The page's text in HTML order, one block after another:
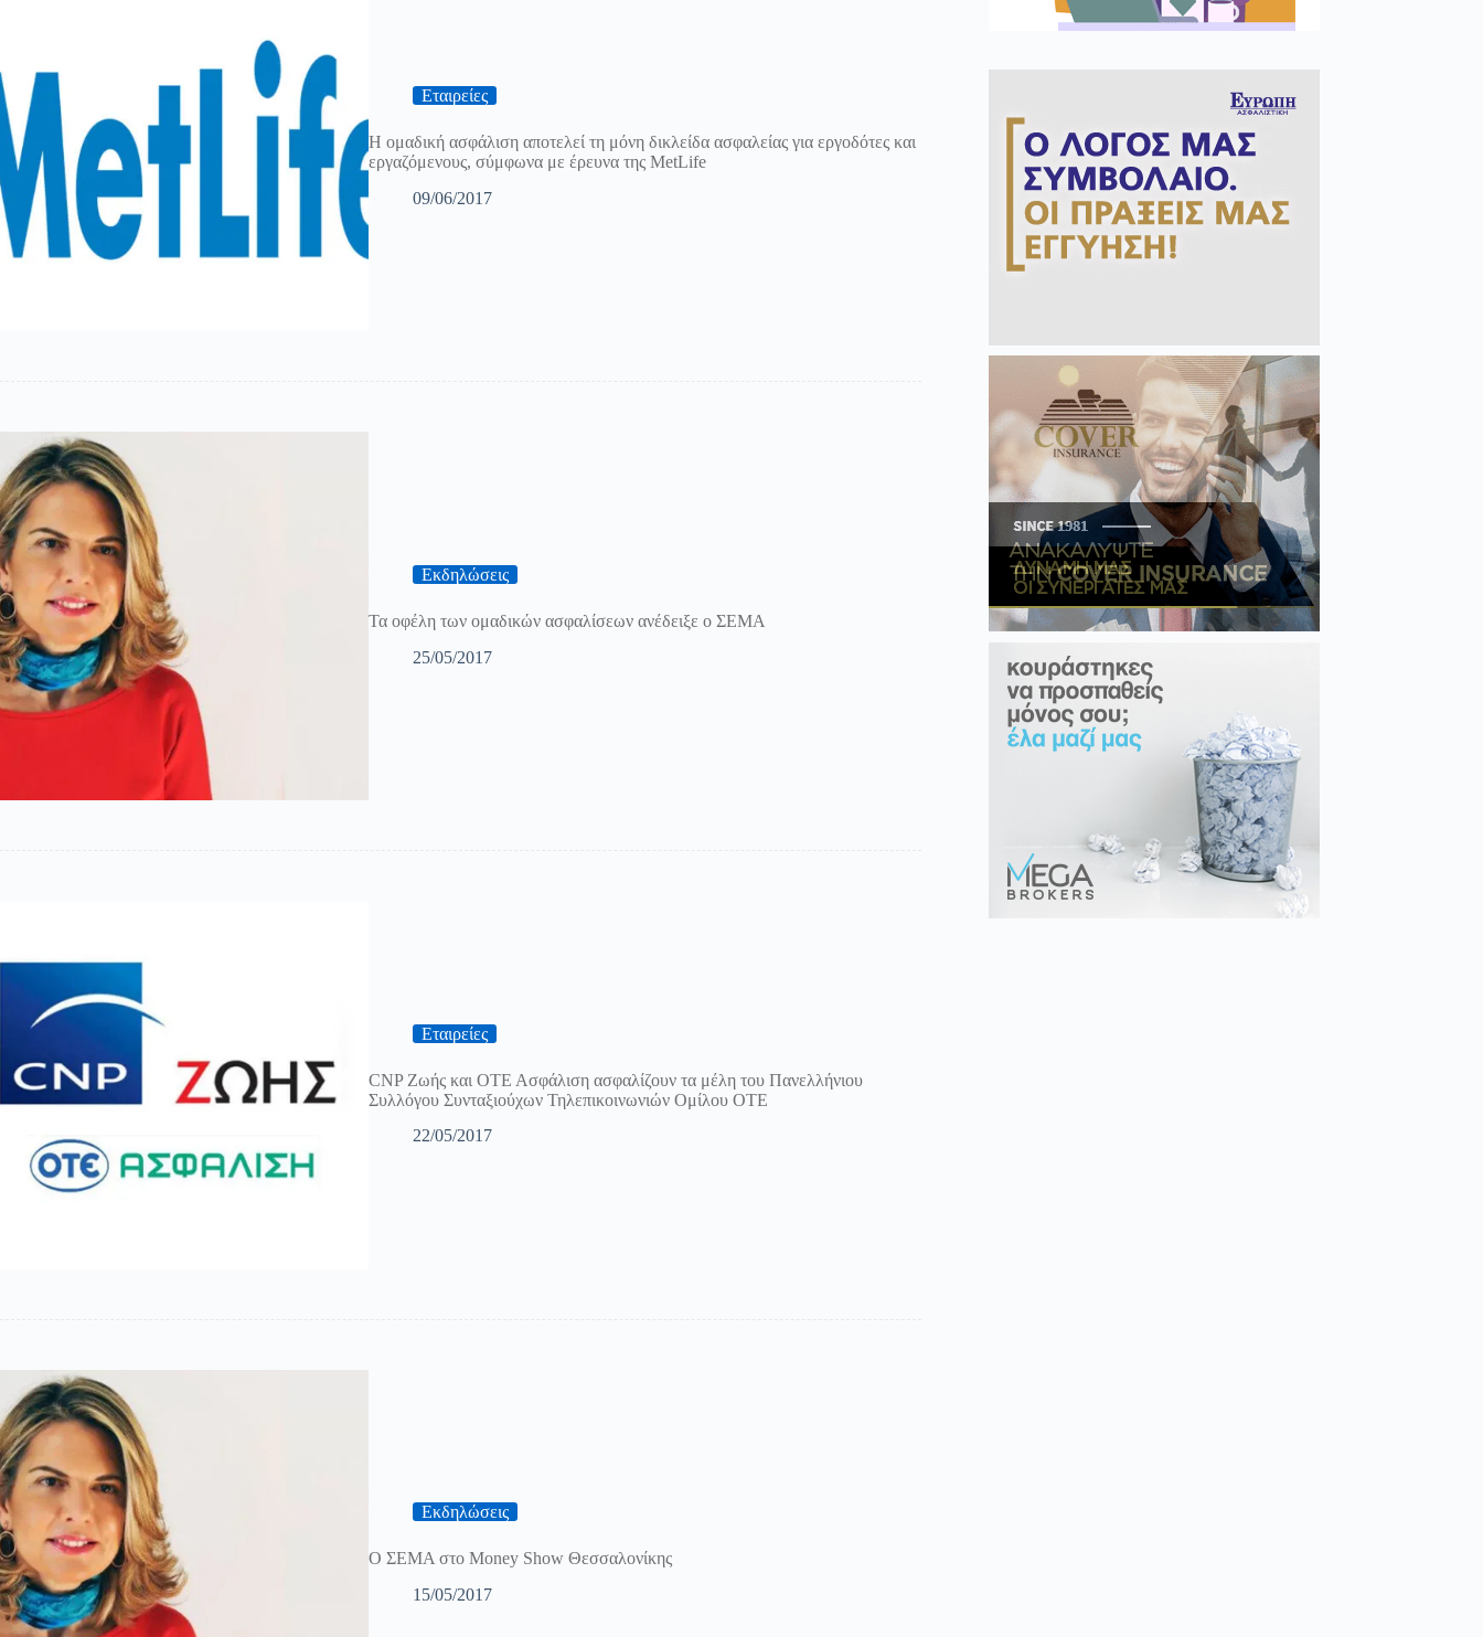
Εταιρείες
Η ομαδική ασφάλιση αποτελεί τη μόνη δικλείδα ασφαλείας για εργοδότες και
εργαζόμενους, σύμφωνα με έρευνα της MetLife
09/06/2017
Εκδηλώσεις
Τα οφέλη των ομαδικών ασφαλίσεων ανέδειξε ο ΣΕΜΑ
25/05/2017
Εταιρείες
CNP Ζωής και ΟΤΕ Ασφάλιση ασφαλίζουν τα μέλη του Πανελλήνιου
Συλλόγου Συνταξιούχων Τηλεπικοινωνιών Ομίλου ΟΤΕ
22/05/2017
Εκδηλώσεις
Ο ΣΕΜΑ στο Money Show Θεσσαλονίκης
15/05/2017